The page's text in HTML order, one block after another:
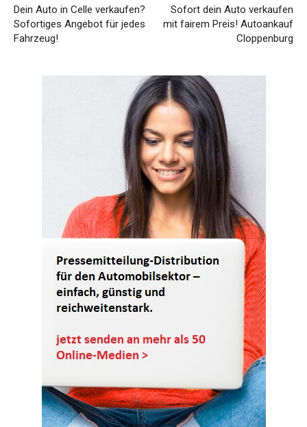
Dein Auto in Celle verkaufen?
Sofortiges Angebot für jedes
Fahrzeug!
Sofort dein Auto verkaufen
mit fairem Preis! Autoankauf
Cloppenburg